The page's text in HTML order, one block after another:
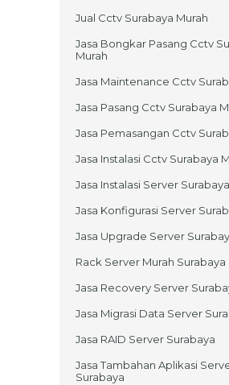
Jual Cctv Surabaya Murah
Jasa Bongkar Pasang Cctv
Murah
Jasa Maintenance Cctv
Jasa Pasang Cctv Surabaya
Jasa Pemasangan Cctv
Jasa Instalasi Cctv Surabaya
Jasa Instalasi Server Surabaya
Jasa Konfigurasi Server
Jasa Upgrade Server
Rack Server Murah Surabaya
Jasa Recovery Server
Jasa Migrasi Data Server
Jasa RAID Server Surabaya
Jasa Tambahan Aplikasi
Surabaya